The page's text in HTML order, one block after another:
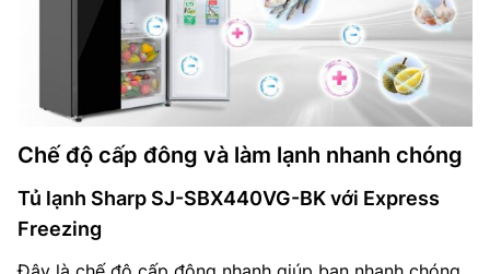
Chế độ cấp đông và làm lạnh nhanh chóng
Tủ lạnh Sharp SJ-SBX440VG-BK với Express
Freezing